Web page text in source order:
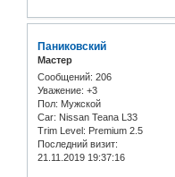
Паниковский
Мастер
Сообщений: 206
Уважение: +3
Пол: Мужской
Car: Nissan Teana L33
Trim Level: Premium 2.5
Последний визит:
21.11.2019 19:37:16